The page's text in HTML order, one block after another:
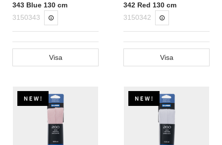
343 Blue 130 cm
3150343
Visa
342 Red 130 cm
3150342
Visa